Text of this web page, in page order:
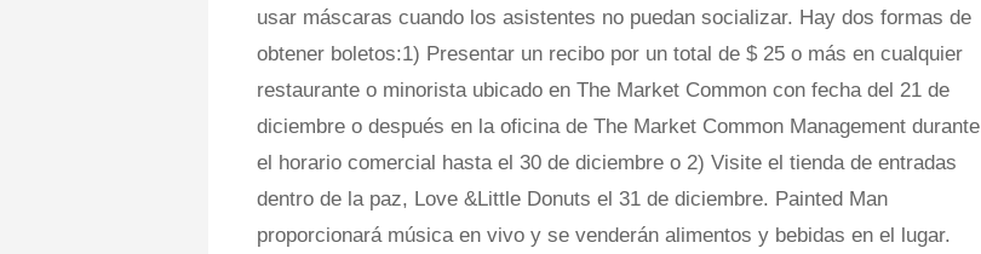
usar máscaras cuando los asistentes no puedan socializar. Hay dos formas de
obtener boletos:1) Presentar un recibo por un total de $ 25 o más en cualquier
restaurante o minorista ubicado en The Market Common con fecha del 21 de
diciembre o después en la oficina de The Market Common Management durante
el horario comercial hasta el 30 de diciembre o 2) Visite el tienda de entradas
dentro de la paz, Love &Little Donuts el 31 de diciembre. Painted Man
proporcionará música en vivo y se venderán alimentos y bebidas en el lugar.